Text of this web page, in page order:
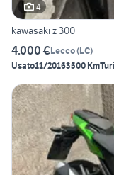
4
kawasaki z 300
4.000 €Lecco(LC)
Usato11/20163500 Km